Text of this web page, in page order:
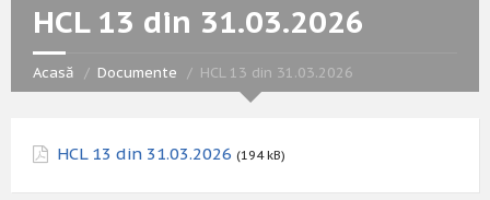
HCL 13 din 31.03.2026
Acasă Documente HCL 13 din 31.03.2026
HCL 13 din 31.03.2026 (194 kB)